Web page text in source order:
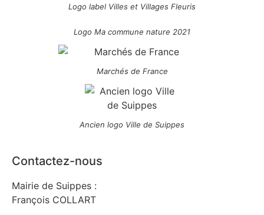
Logo label Villes et Villages Fleuris
Logo Ma commune nature 2021
Marchés de France
Ancien logo Ville de Suippes
Contactez-nous
Mairie de Suippes :
François COLLART